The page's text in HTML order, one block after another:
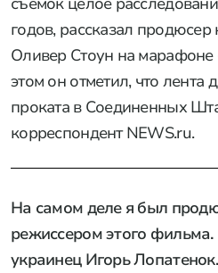
годов, рассказал
Оливер Стоун на
этом он отметил, что лента
проката в Соединенных
корреспондентNEWS.ru.
На самом деле я был
режиссером этого
украинец Игорь